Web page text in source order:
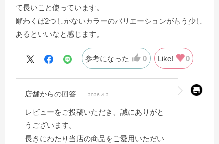
て長いこと使っています。
願わくば2つしかないカラーのバリエーションがもう少し
あるといいなと感じます。
参考になった 0 Like! 0
店舗からの回答 2026.4.2
レビューをご投稿いただき、誠にありがと
うございます。
長きにわたり当店の商品をご愛用いただい